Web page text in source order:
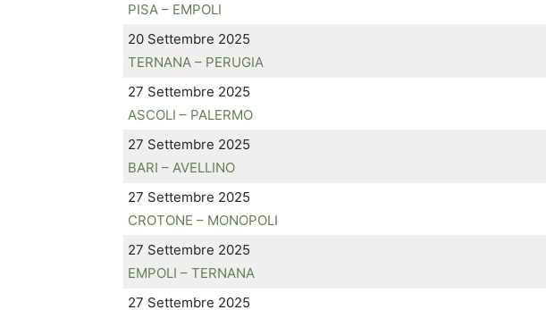
PISA – EMPOLI
20 Settembre 2025
TERNANA – PERUGIA
27 Settembre 2025
ASCOLI – PALERMO
27 Settembre 2025
BARI – AVELLINO
27 Settembre 2025
CROTONE – MONOPOLI
27 Settembre 2025
EMPOLI – TERNANA
27 Settembre 2025